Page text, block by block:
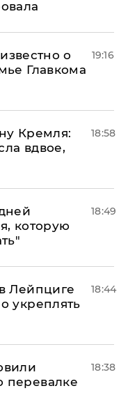
о
Главкома
19:16
Кремля:
вдвое,
18:58
которую
18:49
Лейпциге
укреплять
18:44
перевалке
18:38